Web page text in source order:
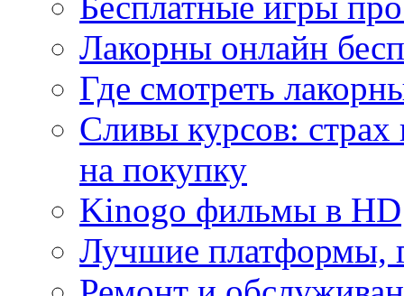
Лакорны онлайн
Где смотреть
Сливы курсов:
на покупку
Kinogo фильмы в HD
Лучшие платформы,